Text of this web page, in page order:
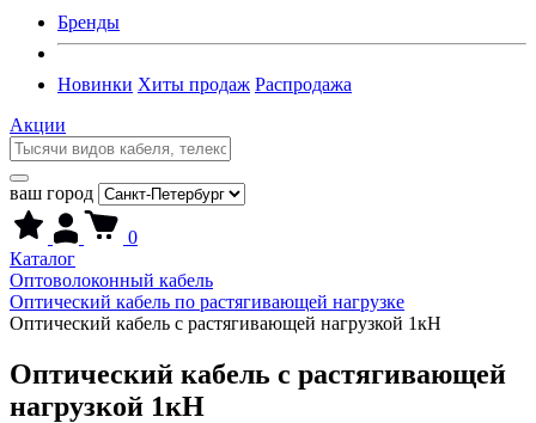
Бренды
Новинки Хиты продаж Распродажа
Акции
ваш город
0
Каталог
Оптоволоконный кабель
Оптический кабель по растягивающей нагрузке
Оптический кабель с растягивающей нагрузкой 1кН
Оптический кабель с растягивающей
нагрузкой 1кН